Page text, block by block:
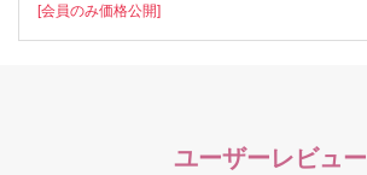
[会員のみ価格公開]
ユーザーレビュー